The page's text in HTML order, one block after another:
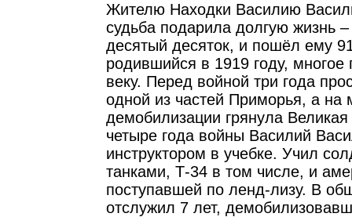
Жителю Находки Василию
судьба подарила долгую жизнь
десятый десяток, и пошёл ему
родившийся в 1919 году,
веку. Перед войной три года
одной из частей Приморья, а на
демобилизации грянула
четыре года войны Василий
инструктором в учебке. Учил
танками, Т-34 в том числе, и
поступавшей по ленд-лизу. В
отслужил 7 лет,